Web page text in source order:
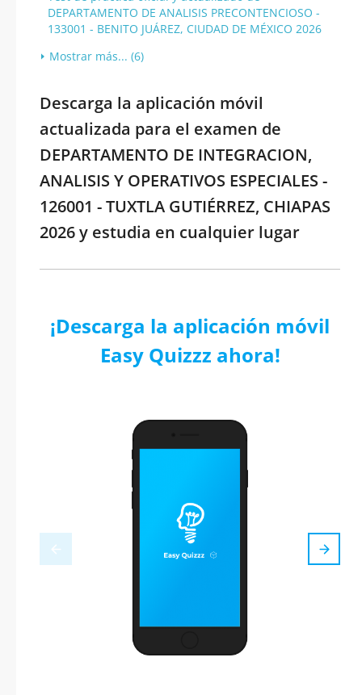
DEPARTAMENTO DE ANALISIS PRECONTENCIOSO -
133001 - BENITO JUÁREZ, CIUDAD DE MÉXICO 2026
Mostrar más... (6)
Descarga la aplicación móvil
actualizada para el examen de
DEPARTAMENTO DE INTEGRACION,
ANALISIS Y OPERATIVOS ESPECIALES -
126001 - TUXTLA GUTIÉRREZ, CHIAPAS
2026 y estudia en cualquier lugar
¡Descarga la aplicación móvil
Easy Quizzz ahora!